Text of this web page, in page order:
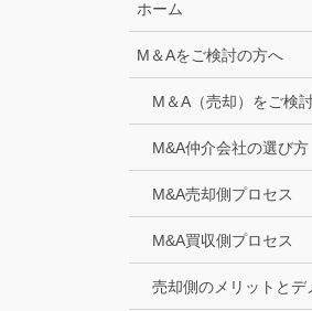
ホーム
M＆Aをご検討の方へ
M＆A（売却）をご検
M&A仲介会社の選び方
M&A売却側プロセス
M&A買収側プロセス
売却側のメリットとデ